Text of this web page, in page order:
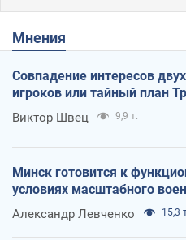
Мнения
Совпадение интересов
игроков или тайный план
Виктор Швец 9,9 т.
Минск готовится к
условиях масштабного
Александр Левченко 15,3